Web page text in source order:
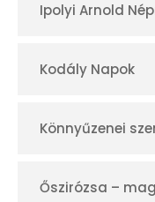
Ipolyi Arnold
Kodály Napok
Könnyűzenei
Őszirózsa –